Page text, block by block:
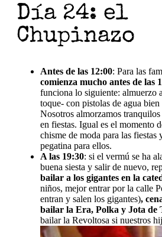
Día 24: el
Chupinazo
Antes de las 12:00: Para las
comienza mucho antes de las
funciona lo siguiente: almuerzo
toque- con pistolas de agua bien
Nosotros almorzamos
en fiestas. Igual es el momento
chisme de moda para las fiestas
pegatina para ellos.
A las 19:30: si el vermú se ha
buena siesta y salir de nuevo,
bailar a los gigantes en la
niños, mejor entrar por la calle
entran y salen los gigantes),
bailar la Era, Polka y Jota de
bailar la Revoltosa si nuestros